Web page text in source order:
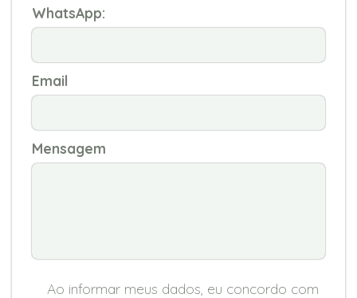
WhatsApp:
Email
Mensagem
Ao informar meus dados, eu concordo com